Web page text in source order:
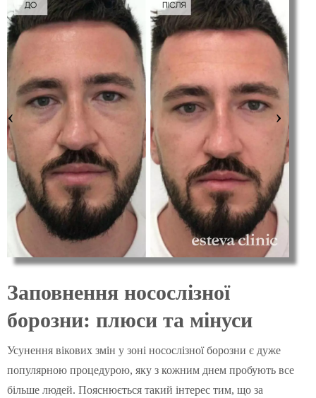
Заповнення носослізної
борозни: плюси та мінуси
Усунення вікових змін у зоні носослізної борозни є дуже
популярною процедурою, яку з кожним днем пробують все
більше людей. Пояснюється такий інтерес тим, що за